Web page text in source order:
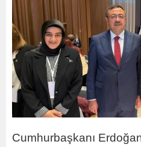
Cumhurbaşkanı